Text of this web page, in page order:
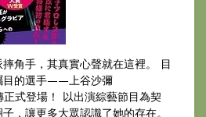
角手，其真實心聲就在這裡。 目
目的選手——上谷沙彌
正式登場！ 以出演綜藝節目為契
，讓更多大眾認識了她的存在。